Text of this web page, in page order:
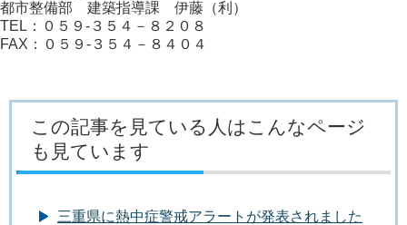
都市整備部 建築指導課 伊藤（利）
TEL：０５９-３５４－８２０８
FAX：０５９-３５４－８４０４
この記事を見ている人はこんなページ
も見ています
三重県に熱中症警戒アラートが発表されました